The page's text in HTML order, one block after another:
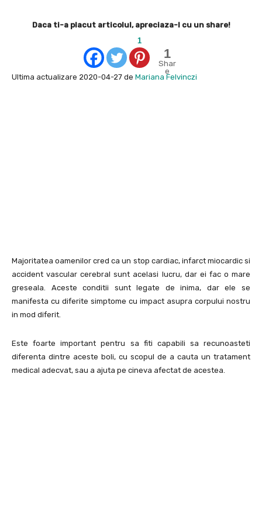
Daca ti-a placut articolul, apreciaza-l cu un share!
1
1
Shar
e
Ultima actualizare 2020-04-27 de Mariana Felvinczi
Majoritatea oamenilor cred ca un stop cardiac, infarct miocardic si
accident vascular cerebral sunt acelasi lucru, dar ei fac o mare
greseala. Aceste conditii sunt legate de inima, dar ele se
manifesta cu diferite simptome cu impact asupra corpului nostru
in mod diferit.
Este foarte important pentru sa fiti capabili sa recunoasteti
diferenta dintre aceste boli, cu scopul de a cauta un tratament
medical adecvat, sau a ajuta pe cineva afectat de acestea.